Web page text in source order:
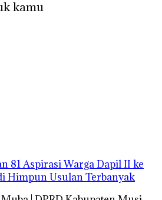
kamu
81 Aspirasi Warga Dapil II ke
Himpun Usulan Terbanyak